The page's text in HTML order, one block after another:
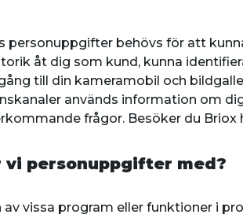
personuppgifter behövs för att
åt dig som kund, kunna
till din kameramobil och
används information om
frågor. Besöker du
vi personuppgifter med?
av vissa program eller funktioner i